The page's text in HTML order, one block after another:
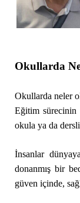
Okullarda
Okullarda neler
Eğitim sürecinin
okula ya da
İnsanlar
donanmış bir
güven içinde,